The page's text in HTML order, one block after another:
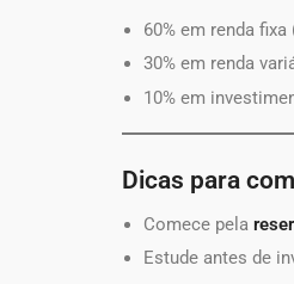
60% em renda fixa
30% em renda
10% em
Dicas para
Comece pela
Estude antes de